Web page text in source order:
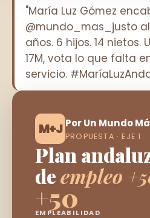
"María Luz Gómez
@mundo_mas_justo
años. 6 hijos. 14
17M, vota lo que falta
servicio.
M+J Por Un Mundo
PROPUESTA · EJE 1
Plan
deempleo
+50
EMPLEABILIDAD